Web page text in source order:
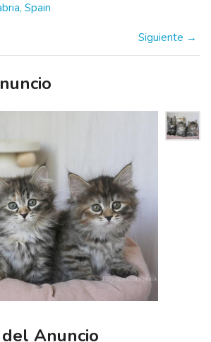
Spain
Siguiente →
Anuncio